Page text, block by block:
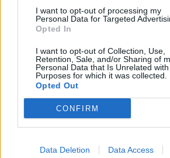
I want to opt-out of processing my
Personal Data for Targeted
Opted In
I want to opt-out of Collection, Use,
Retention, Sale, and/or Sharing of
Personal Data that Is Unrelated
Purposes for which it was collected.
Opted Out
CONFIRM
Data Deletion Data Access
alta qualità personalizzata per le
rapporto qualità prezzo”, ha affermato il Dr.
Manager, Factory Equipment Group Service
Sono disponibili molti accessori sia per il
Di particolare interesse è la docking station
agganciata al carrello del VAS 6556A),
consentendo un risparmio di tempo e